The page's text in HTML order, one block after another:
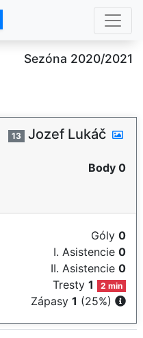
Sezóna 2020/2021
13 Jozef Lukáč
Body 0
Góly 0
I. Asistencie 0
II. Asistencie 0
Tresty1 2 min
Zápasy 1 (25%)